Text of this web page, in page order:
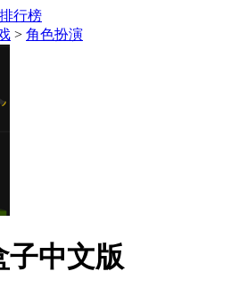
排行榜
> 角色扮演
子中文版